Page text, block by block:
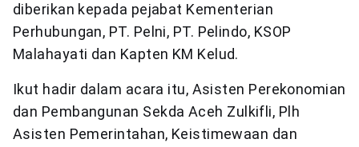
diberikan kepada pejabat Kementerian
Perhubungan, PT. Pelni, PT. Pelindo, KSOP
Malahayati dan Kapten KM Kelud.
Ikut hadir dalam acara itu, Asisten Perekonomian
dan Pembangunan Sekda Aceh Zulkifli, Plh
Asisten Pemerintahan, Keistimewaan dan